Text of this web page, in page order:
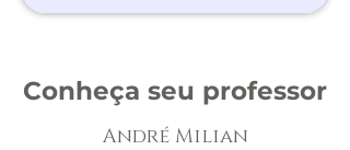
Adaptação de técnicas para
empática.
específicas, utilizando
para Transtornos de Ansiedade
prevenção de recaídas); Manejo
Conheça seu professor
André Milian